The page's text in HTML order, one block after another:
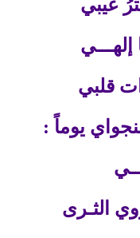
عيبي
إلهـــي
قلبي
يوماً :
الثـرى